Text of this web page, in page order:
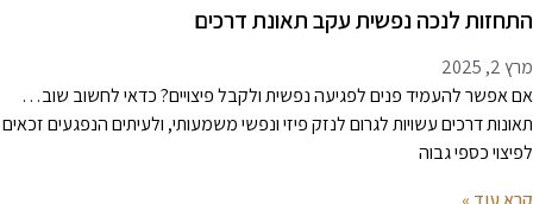
לנכה נפשית עקב תאונת דרכים
2, 2025
אפשר להעמיד פנים לפגיעה נפשית ולקבל פיצויים? כדאי לחשוב שוב…
דרכים עשויות לגרום לנזק פיזי ונפשי משמעותי, ולעיתים הנפגעים זכאים
כספי גבוה